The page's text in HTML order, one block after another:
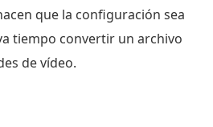
que la configuración sea
tiempo convertir un archivo
de vídeo.